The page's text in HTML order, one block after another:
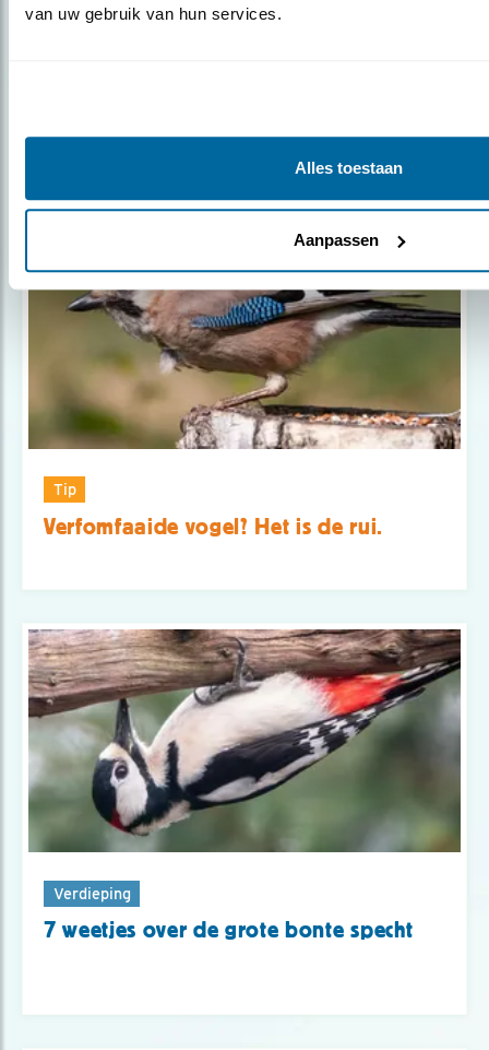
van uw gebruik van hun services.
Alles toestaan
Aanpassen
Tip
Populair
Tip
Verfomfaaide vogel? Het is de rui.
Verdieping
7 weetjes over de grote bonte specht